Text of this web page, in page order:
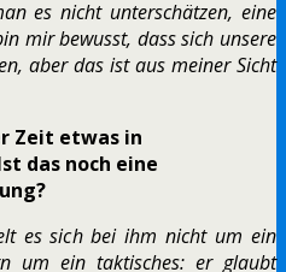
es nicht unterschätzen, eine
mir bewusst, dass sich unsere
aber das ist aus meiner Sicht
Zeit etwas in
das noch eine
es sich bei ihm nicht um ein
um ein taktisches: er glaubt